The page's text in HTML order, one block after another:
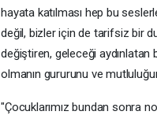
hayata katılması hep bu
değil, bizler için de tarifsiz bir
değiştiren, geleceği aydınlatan
olmanın gururunu ve
"Çocuklarımız bundan sonra